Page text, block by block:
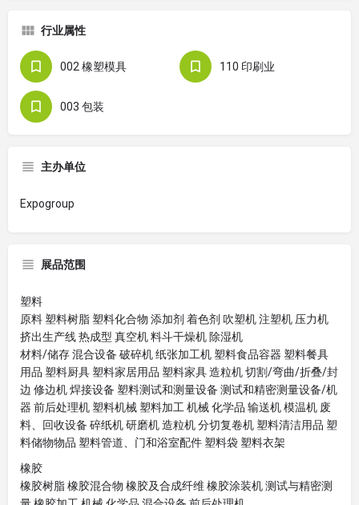
行业属性
002 橡塑模具 110 印刷业
003 包装
主办单位
Expogroup
展品范围
塑料
原料 塑料树脂 塑料化合物 添加剂 着色剂 吹塑机 注塑机 压力机
挤出生产线 热成型 真空机 料斗干燥机 除湿机
材料/储存 混合设备 破碎机 纸张加工机 塑料食品容器 塑料餐具
用品 塑料厨具 塑料家居用品 塑料家具 造粒机 切割/弯曲/折叠/封
边 修边机 焊接设备 塑料测试和测量设备 测试和精密测量设备/机
器 前后处理机 塑料机械 塑料加工 机械 化学品 输送机 模温机 废
料、回收设备 碎纸机 研磨机 造粒机 分切复卷机 塑料清洁用品 塑
料储物物品 塑料管道、门和浴室配件 塑料袋 塑料衣架
橡胶
橡胶树脂 橡胶混合物 橡胶及合成纤维 橡胶涂装机 测试与精密测